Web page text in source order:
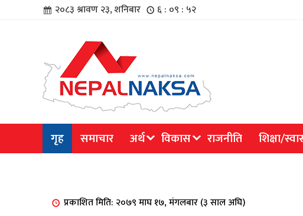
२०८३ श्रावण २३, शनिबार ६ : ०९ : ५२
गृह समाचार अर्थ विकास राजनीति शिक्षा/
प्रकाशित मिति: २०७९ माघ १७, मंगलबार (३ साल अघि)